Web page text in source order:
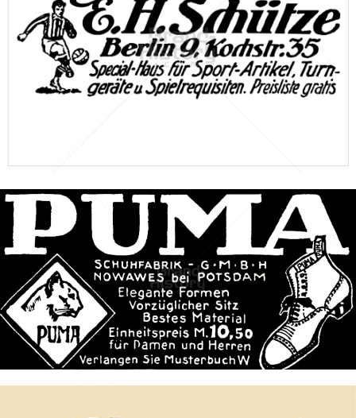
Sporthaus E. H. Schütze, Berlin
Sporthaus E. H. Schütze, Berlin
1912
PUMA PUMA AG RUDOLF DASSLER SPORT 1913
Bild-ID: 41127